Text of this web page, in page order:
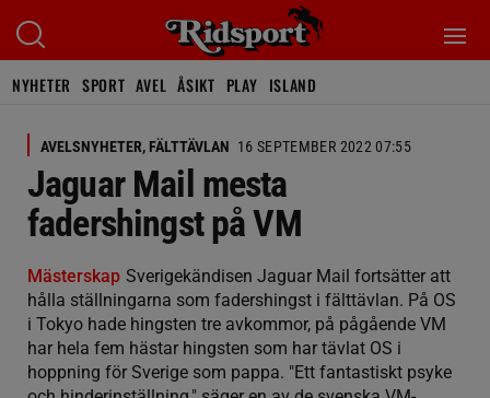
NYHETER SPORT AVEL ÅSIKT PLAY ISLAND
AVELSNYHETER, FÄLTTÄVLAN 16 SEPTEMBER 2022 07:55
Jaguar Mail mesta
fadershingst på VM
Mästerskap Sverigekändisen Jaguar Mail fortsätter att
hålla ställningarna som fadershingst i fälttävlan. På OS
i Tokyo hade hingsten tre avkommor, på pågående VM
har hela fem hästar hingsten som har tävlat OS i
hoppning för Sverige som pappa. "Ett fantastiskt psyke